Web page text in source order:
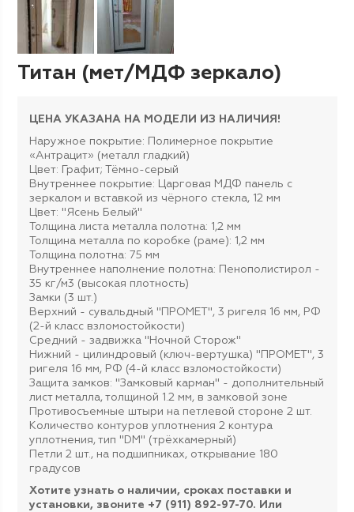
Титан (мет/МДФ зеркало)
ЦЕНА УКАЗАНА НА МОДЕЛИ ИЗ НАЛИЧИЯ!
Наружное покрытие: Полимерное покрытие
«Антрацит» (металл гладкий)
Цвет: Графит; Тёмно-серый
Внутреннее покрытие: Царговая МДФ панель с
зеркалом и вставкой из чёрного стекла, 12 мм
Цвет: "Ясень Белый"
Толщина листа металла полотна: 1,2 мм
Толщина металла по коробке (раме): 1,2 мм
Толщина полотна: 75 мм
Внутреннее наполнение полотна: Пенополистирол -
35 кг/м3 (высокая плотность)
Замки (3 шт.)
Верхний - сувальдный "ПРОМЕТ", 3 ригеля 16 мм, РФ
(2-й класс взломостойкости)
Средний - задвижка "Ночной Сторож"
Нижний - цилиндровый (ключ-вертушка) "ПРОМЕТ", 3
ригеля 16 мм, РФ (4-й класс взломостойкости)
Защита замков: "Замковый карман" - дополнительный
лист металла, толщиной 1.2 мм, в замковой зоне
Противосъемные штыри на петлевой стороне 2 шт.
Количество контуров уплотнения 2 контура
уплотнения, тип "DM" (трёхкамерный)
Петли 2 шт., на подшипниках, открывание 180
градусов
Хотите узнать о наличии, сроках поставки и
установки, звоните +7 (911) 892-97-70. Или